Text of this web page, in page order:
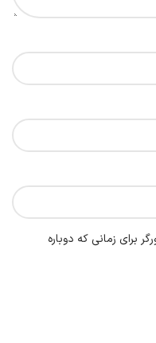
برای زمانی که دوباره